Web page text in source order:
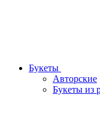
Букеты
Авторские
Букеты из